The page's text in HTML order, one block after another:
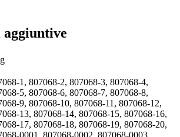
1, 807068-2, 807068-3, 807068-4,
5, 807068-6, 807068-7, 807068-8,
9, 807068-10, 807068-11, 807068-12,
13, 807068-14, 807068-15, 807068-16,
17, 807068-18, 807068-19, 807068-20,
0001, 807068-0002, 807068-0003,